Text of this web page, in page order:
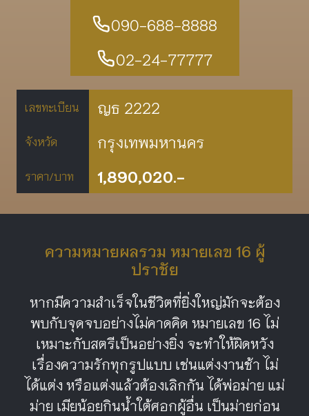
090-688-8888
02-24-77777
เลขทะเบียน ญธ 2222
จังหวัด กรุงเทพมหานคร
ราคา/บาท 1,890,020.-
ความหมายผลรวม หมายเลข 16 ผู้
ปราชัย
หากมีความสำเร็จในชีวิตที่ยิ่งใหญ่มักจะต้อง
พบกับจุดจบอย่างไม่คาดคิด หมายเลข 16 ไม่
เหมาะกับสตรีเป็นอย่างยิ่ง จะทำให้ผิดหวัง
เรื่องความรักทุกรูปแบบ เช่นแต่งงานช้า ไม่
ได้แต่ง หรือแต่งแล้วต้องเลิกกัน ได้พ่อม่าย แม่
ม่าย เมียน้อยกินน้ำใต้ศอกผู้อื่น เป็นม่ายก่อน